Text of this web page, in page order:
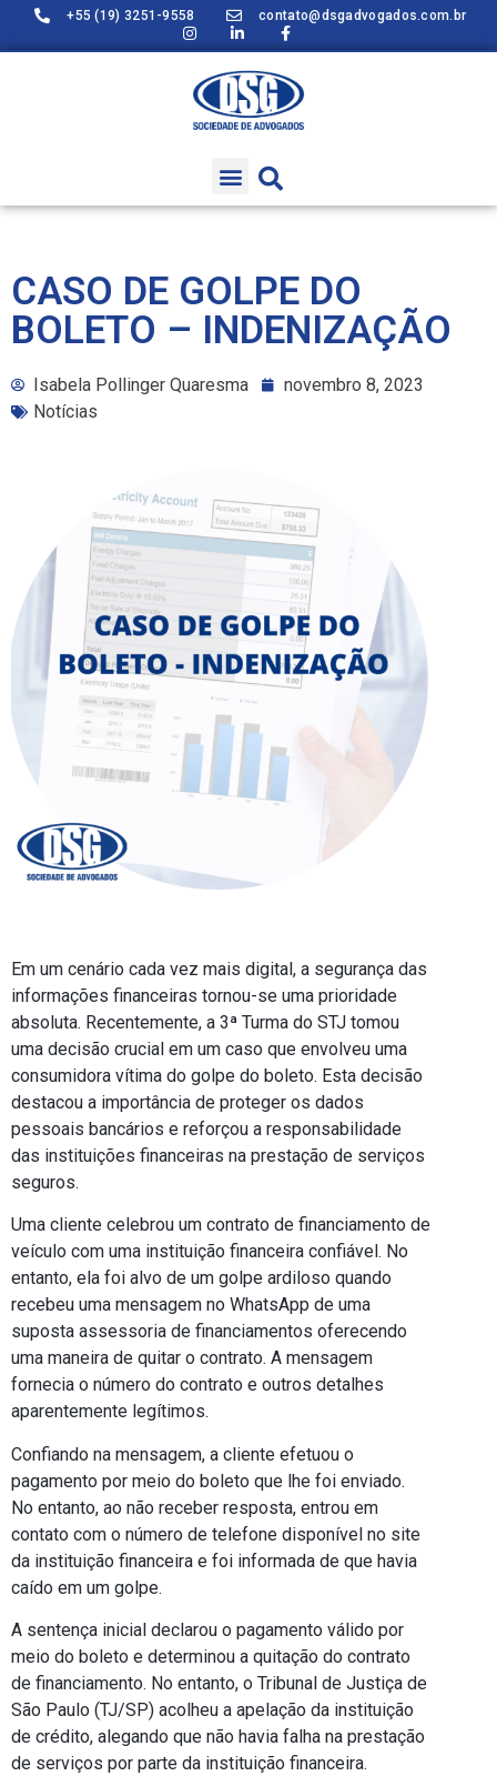
+55 (19) 3251-9558 contato@dsgadvogados.com.br
CASO DE GOLPE DO
BOLETO – INDENIZAÇÃO
Isabela Pollinger Quaresma
novembro 8, 2023
Notícias
Em um cenário cada vez mais digital, a segurança das
informações financeiras tornou-se uma prioridade
absoluta. Recentemente, a 3ª Turma do STJ tomou
uma decisão crucial em um caso que envolveu uma
consumidora vítima do golpe do boleto. Esta decisão
destacou a importância de proteger os dados
pessoais bancários e reforçou a responsabilidade
das instituições financeiras na prestação de serviços
seguros.
Uma cliente celebrou um contrato de financiamento de
veículo com uma instituição financeira confiável. No
entanto, ela foi alvo de um golpe ardiloso quando
recebeu uma mensagem no WhatsApp de uma
suposta assessoria de financiamentos oferecendo
uma maneira de quitar o contrato. A mensagem
fornecia o número do contrato e outros detalhes
aparentemente legítimos.
Confiando na mensagem, a cliente efetuou o
pagamento por meio do boleto que lhe foi enviado.
No entanto, ao não receber resposta, entrou em
contato com o número de telefone disponível no site
da instituição financeira e foi informada de que havia
caído em um golpe.
A sentença inicial declarou o pagamento válido por
meio do boleto e determinou a quitação do contrato
de financiamento. No entanto, o Tribunal de Justiça de
São Paulo (TJ/SP) acolheu a apelação da instituição
de crédito, alegando que não havia falha na prestação
de serviços por parte da instituição financeira.